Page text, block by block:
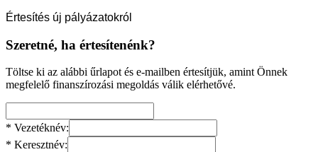
Értesítés új pályázatokról
Szeretné, ha értesítenénk?
Töltse ki az alábbi űrlapot és e-mailben értesítjük, amint Önnek
megfelelő finanszírozási megoldás válik elérhetővé.
* Vezetéknév:
* Keresztnév: